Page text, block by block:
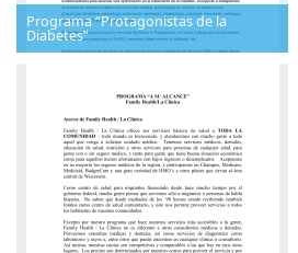
Programa “Protagonistas de la
Diabetes”